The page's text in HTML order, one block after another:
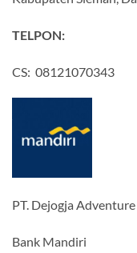
TELPON:
CS: 08121070343
PT. Dejogja
Bank Mandiri